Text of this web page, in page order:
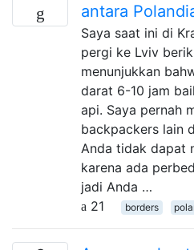
antara
Saya saat ini di
pergi ke Lviv
menunjukkan
darat 6-10 jam
api. Saya pernah
backpackers lain
Anda tidak dapat
karena ada
jadi Anda …
21
borders